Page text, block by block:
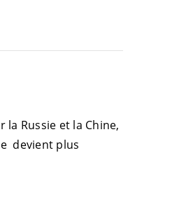
Russie et la Chine,
devient plus